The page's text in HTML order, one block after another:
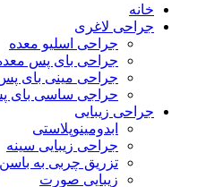
خانه
جراحی لاغری
جراحی اسلیو معده
جراحی بای پس
جراحی مینی بای
حراجی ساسی بای
جراحی زیبایی
ابدومینوپلاستی
جراحی زیبایی سینه
تزریق چربی به
زیبایی صورت